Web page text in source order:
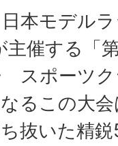
本モデル
主催する
スポーツク
るこの大
抜いた精